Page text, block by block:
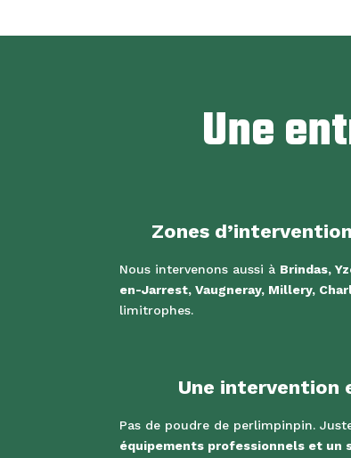
Une
Zones
Nous intervenons aussi à Brindas,
en-Jarrest, Vaugneray, Millery,
limitrophes.
Une intervention
Pas de poudre de perlimpinpin.
équipements professionnels et un